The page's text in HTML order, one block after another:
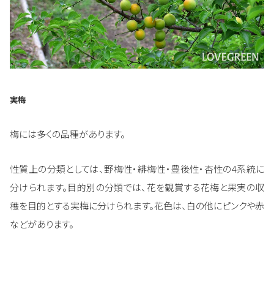
実梅
梅には多くの品種があります。
性質上の分類としては、野梅性・緋梅性・豊後性・杏性の4系統に
分けられます。目的別の分類では、花を観賞する花梅と果実の収
穫を目的とする実梅に分けられます。花色は、白の他にピンクや赤
などがあります。